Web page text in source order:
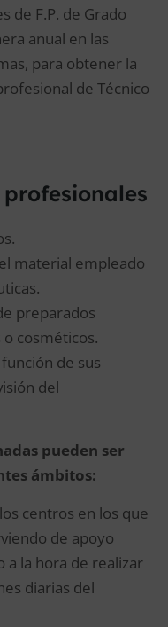
de F.P. de Grado
anual en las
para obtener la
de Técnico
material empleado
preparados
cosméticos.
de sus
del
pueden ser
ámbitos:
centros en los que
de apoyo
la hora de realizar
diarias del